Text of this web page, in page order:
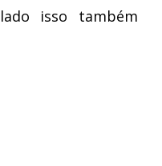
isso também